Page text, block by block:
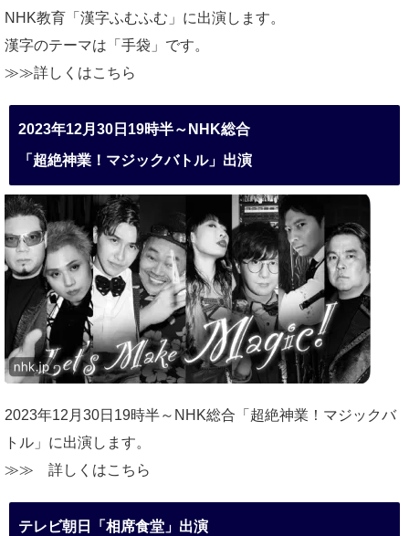
NHK教育「漢字ふむふむ」に出演します。
漢字のテーマは「手袋」です。
≫≫詳しくはこちら
2023年12月30日19時半～NHK総合
「超絶神業！マジックバトル」出演
2023年12月30日19時半～NHK総合「超絶神業！マジックバ
トル」に出演します。
≫≫ 詳しくはこちら
テレビ朝日「相席食堂」出演